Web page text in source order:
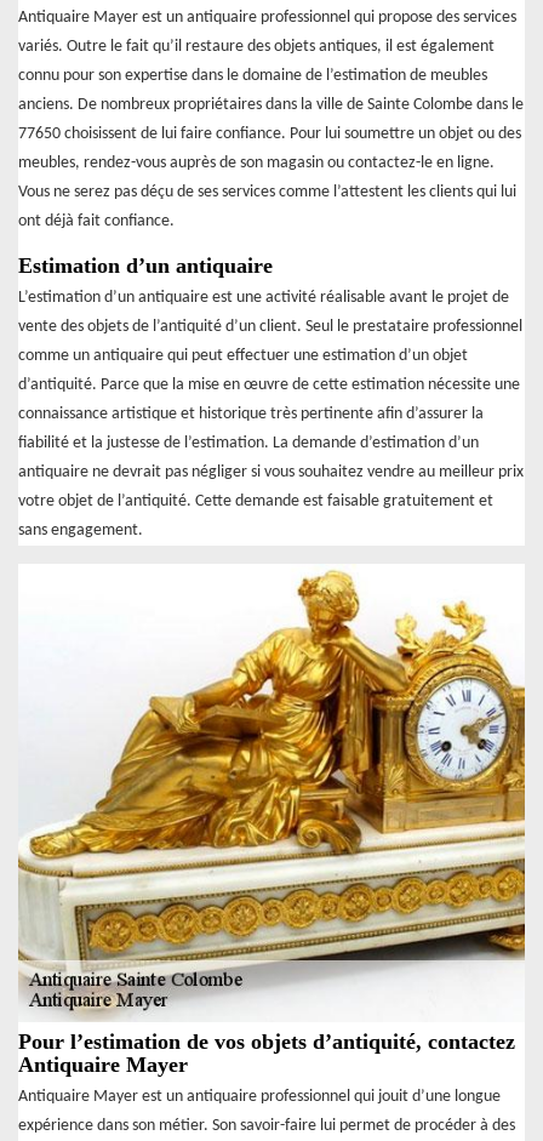
Antiquaire Mayer est un antiquaire professionnel qui propose des services
variés. Outre le fait qu’il restaure des objets antiques, il est également
connu pour son expertise dans le domaine de l’estimation de meubles
anciens. De nombreux propriétaires dans la ville de Sainte Colombe dans le
77650 choisissent de lui faire confiance. Pour lui soumettre un objet ou des
meubles, rendez-vous auprès de son magasin ou contactez-le en ligne.
Vous ne serez pas déçu de ses services comme l’attestent les clients qui lui
ont déjà fait confiance.
Estimation d’un antiquaire
L’estimation d’un antiquaire est une activité réalisable avant le projet de
vente des objets de l’antiquité d’un client. Seul le prestataire professionnel
comme un antiquaire qui peut effectuer une estimation d’un objet
d’antiquité. Parce que la mise en œuvre de cette estimation nécessite une
connaissance artistique et historique très pertinente afin d’assurer la
fiabilité et la justesse de l’estimation. La demande d’estimation d’un
antiquaire ne devrait pas négliger si vous souhaitez vendre au meilleur prix
votre objet de l’antiquité. Cette demande est faisable gratuitement et
sans engagement.
Pour l’estimation de vos objets d’antiquité, contactez
Antiquaire Mayer
Antiquaire Mayer est un antiquaire professionnel qui jouit d’une longue
expérience dans son métier. Son savoir-faire lui permet de procéder à des